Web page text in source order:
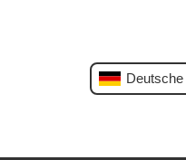
Deutsche